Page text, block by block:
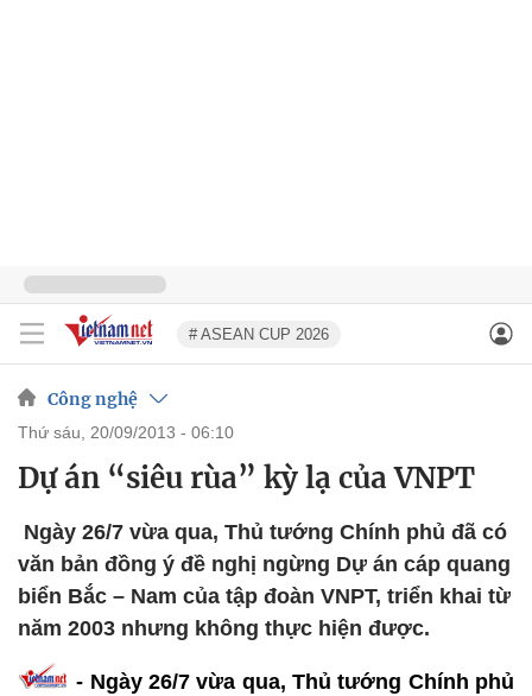
# ASEAN CUP 2026
Công nghệ
thứ sáu, 20/09/2013 - 06:10
Dự án “siêu rùa” kỳ lạ của VNPT
Ngày 26/7 vừa qua, Thủ tướng Chính phủ đã có
văn bản đồng ý đề nghị ngừng Dự án cáp quang
biển Bắc – Nam của tập đoàn VNPT, triển khai từ
năm 2003 nhưng không thực hiện được.
- Ngày 26/7 vừa qua, Thủ tướng Chính phủ